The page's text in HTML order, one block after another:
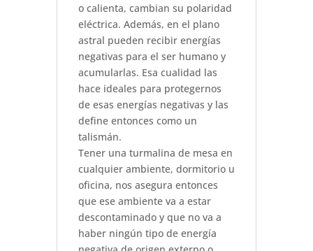
o calienta, cambian su polaridad
eléctrica. Además, en el plano
astral pueden recibir energías
negativas para el ser humano y
acumularlas. Esa cualidad las
hace ideales para protegernos
de esas energías negativas y las
define entonces como un
talismán.
Tener una turmalina de mesa en
cualquier ambiente, dormitorio u
oficina, nos asegura entonces
que ese ambiente va a estar
descontaminado y que no va a
haber ningún tipo de energía